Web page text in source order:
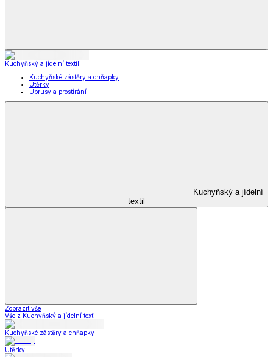
Kuchyňský a jídelní textil
Kuchyňské zástěry a chňapky
Utěrky
Ubrusy a prostírání
Kuchyňský a jídelní
textil
Zobrazit vše
Vše z Kuchyňský a jídelní textil
Kuchyňské zástěry a chňapky
Utěrky